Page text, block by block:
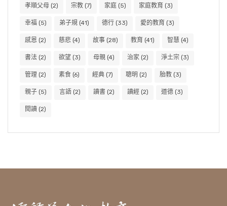
孝順父母 (2) 宗教 (7) 家庭 (5) 家庭教育 (3)
幸福 (5) 弟子規 (41) 德行 (33) 愛的教育 (3)
感恩 (2) 慈悲 (4) 故事 (28) 教育 (41) 智慧 (4)
書法 (2) 欲望 (3) 母親 (4) 治家 (2) 淨土宗 (3)
管理 (2) 素食 (6) 經典 (7) 聰明 (2) 胎教 (3)
親子 (5) 言語 (2) 讀書 (2) 讀經 (2) 道德 (3)
閱讀 (2)